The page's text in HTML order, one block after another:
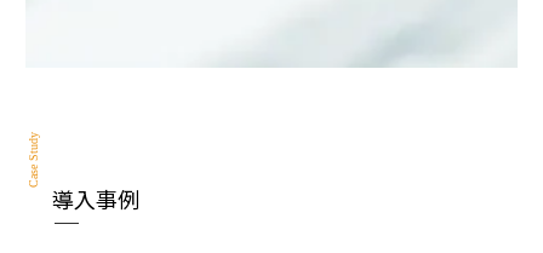
導入事例
Case Study